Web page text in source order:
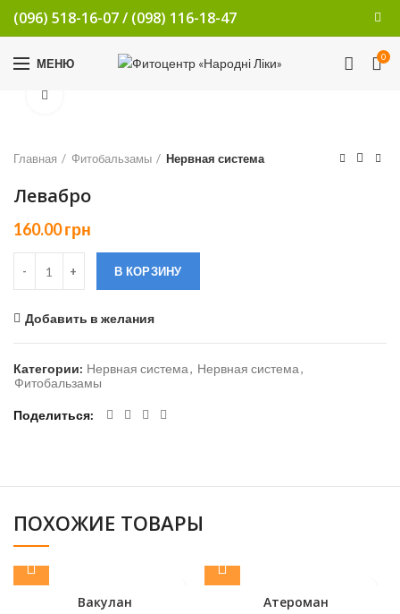
(096) 518-16-07/ (098) 116-18-47
МЕНЮ 0
Главная Фитобальзамы Нервная система
Левабро
160.00грн
В КОРЗИНУ
Добавить в желания
Категории: Нервная система, Нервная система,
Фитобальзамы
Поделиться
ПОХОЖИЕ ТОВАРЫ
Вакулан Атероман